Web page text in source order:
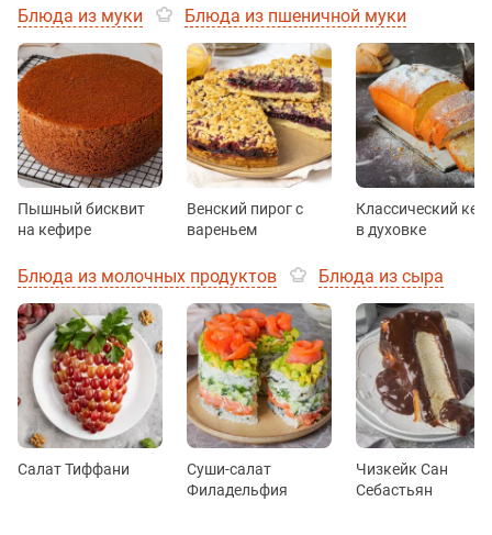
Блюда из муки Блюда из пшеничной муки
Пышный бисквит
на кефире
Венский пирог с
вареньем
Классический
в духовке
Блюда из молочных продуктов Блюда из сыра
Салат Тиффани
Суши-салат
Филадельфия
Чизкейк Сан
Себастьян